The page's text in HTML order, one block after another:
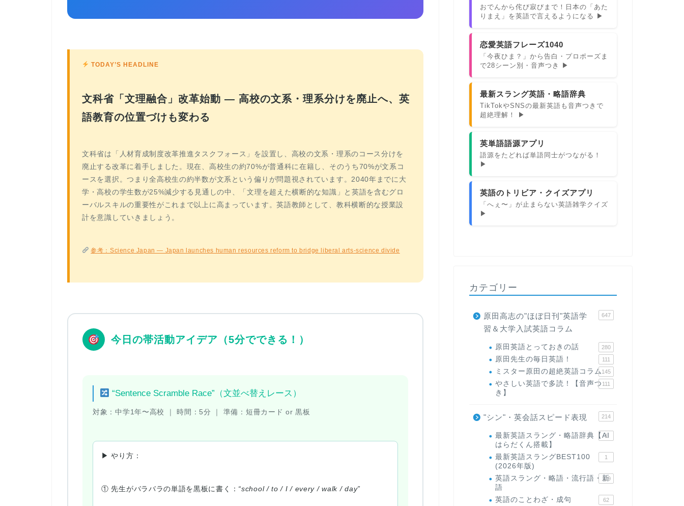
TODAY’S HEADLINE
文科省「文理融合」改革始動 — 高校の文系・理系分けを廃止へ、英
語教育の位置づけも変わる
文科省は「人材育成制度改革推進タスクフォース」を設置し、高校の文系・理系のコース分けを
廃止する改革に着手しました。現在、高校生の約70%が普通科に在籍し、そのうち70%が文系コ
ースを選択。つまり全高校生の約半数が文系という偏りが問題視されています。2040年までに大
学・高校の学生数が25%減少する見通しの中、
「文理を超えた横断的な知識」
と英語を含むグロ
ーバルスキルの重要性がこれまで以上に高まっています。英語教師として、教科横断的な授業設
計を意識していきましょう。
参考：Science Japan — Japan launches human resources reform to bridge liberal arts-science divide
今日の帯活動アイデア（5分でできる！）
“Sentence Scramble Race”（文並べ替えレース）
対象：中学1年〜高校 ｜ 時間： 5分 ｜ 準備： 短冊カード or 黒板
▶ やり方：
① 先生がバラバラの単語を黒板に書く： “school / to / I / every / walk / day”
おでんから侘び寂びまで！日本の「あた
りまえ」を英語で言えるようになる ▶
恋愛英語フレーズ1040
「今夜ひま？」から告白・プロポーズま
で28シーン別・音声つき ▶
最新スラング英語・略語辞典
TikTokやSNSの最新英語も音声つきで
超絶理解！ ▶
英単語語源アプリ
語源をたどれば単語同士がつながる！
▶
英語のトリビア・クイズアプリ
「へぇ〜」が止まらない英語雑学クイズ
▶
カテゴリー
原田高志の"ほぼ日刊"英語学
習＆大学入試英語コラム
647
原田英語とっておきの話 280
原田先生の毎日英語！ 111
ミスター原田の超絶英語コラム145
やさしい英語で多読！【音声つ
き】
111
"シン"・英会話スピード表現 214
最新英語スラング・略語辞典【AI
はらだくん搭載】
1
最新英語スラングBEST100
(2026年版)
1
英語スラング・略語・流行語・新
語
119
英語のことわざ・成句 62